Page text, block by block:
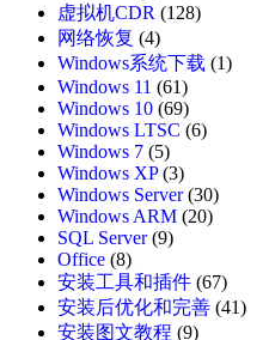
虚拟机CDR (128)
网络恢复 (4)
Windows系统下载 (1)
Windows 11 (61)
Windows 10 (69)
Windows LTSC (6)
Windows 7 (5)
Windows XP(3)
Windows Server(30)
Windows ARM (20)
SQL Server(9)
Office (8)
安装工具和插件 (67)
安装后优化和完善 (41)
安装图文教程 (9)